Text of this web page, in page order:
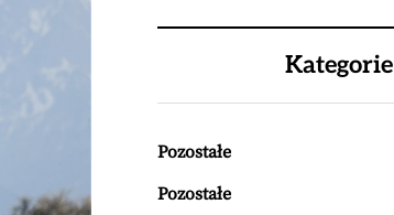
Kategorie
Pozostałe
Pozostałe